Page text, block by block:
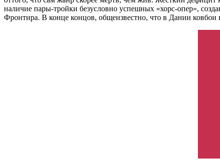
наличие пары-тройки безусловно успешных «хорс-опер»,
Фронтира. В конце концов, общеизвестно, что в Дании ковбои